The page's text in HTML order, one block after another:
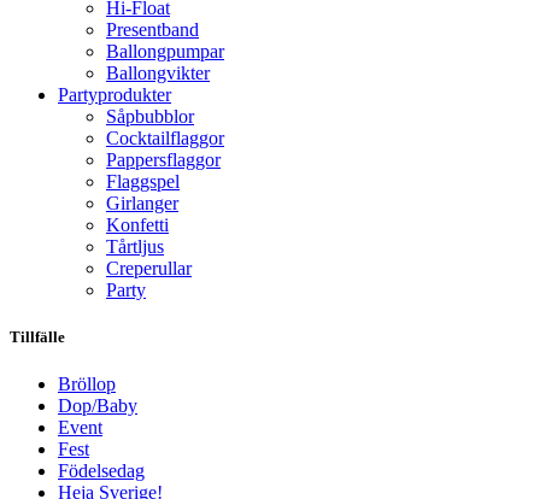
Hi-Float
Presentband
Ballongpumpar
Ballong­vikter
Party­­produkter
Såpbubblor
Cocktail­flaggor
Pappers­flaggor
Flaggspel
Girlanger
Konfetti
Tårtljus
Creperullar
Party
Tillfälle
Bröllop
Dop/Baby
Event
Fest
Födelsedag
Heja Sverige!